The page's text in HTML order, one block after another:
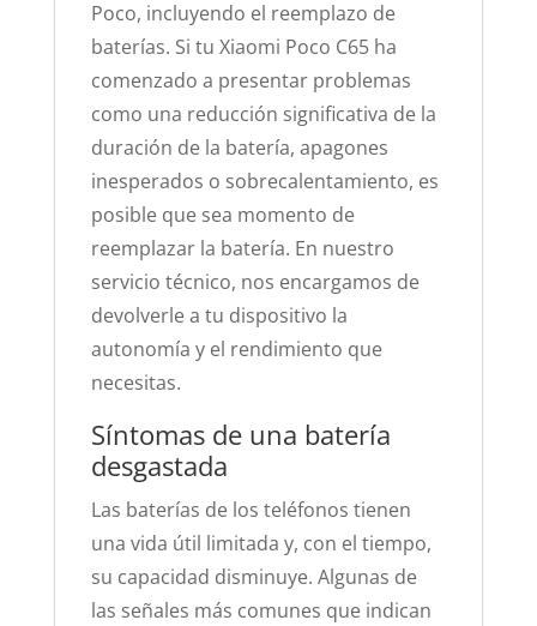
Poco, incluyendo el reemplazo de
baterías. Si tu Xiaomi Poco C65 ha
comenzado a presentar problemas
como una reducción significativa de la
duración de la batería, apagones
inesperados o sobrecalentamiento, es
posible que sea momento de
reemplazar la batería. En nuestro
servicio técnico, nos encargamos de
devolverle a tu dispositivo la
autonomía y el rendimiento que
necesitas.
Síntomas de una batería
desgastada
Las baterías de los teléfonos tienen
una vida útil limitada y, con el tiempo,
su capacidad disminuye. Algunas de
las señales más comunes que indican